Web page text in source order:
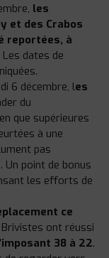
les
et des Crabos
reportées, à
Les dates de
6 décembre, les
du
que supérieures
à une
pas
. Un point de bonus
les efforts de
ce
Brivistes ont réussi
38 à 22.